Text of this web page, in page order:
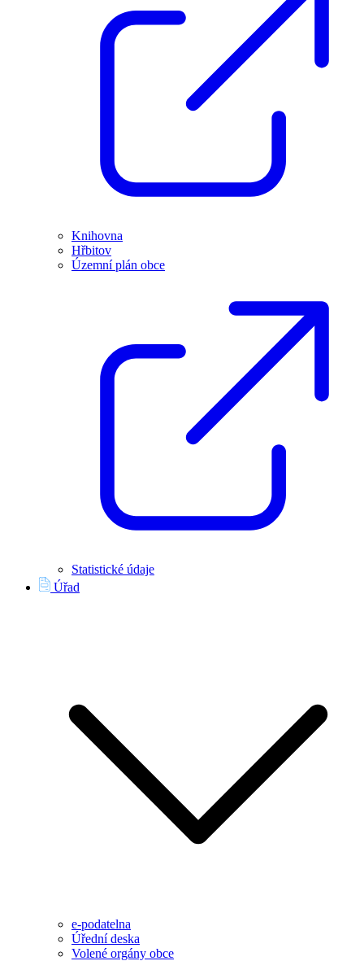
Knihovna
Hřbitov
Územní plán obce
Statistické údaje
Úřad
e-podatelna
Úřední deska
Volené orgány obce